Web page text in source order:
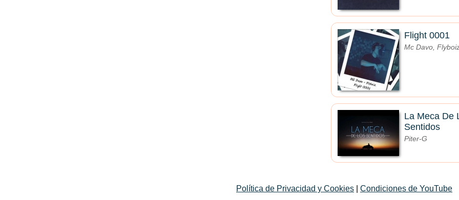
Flight 0001
Mc Davo,
La Meca De
Sentidos
Piter-G
Política de Privacidad y Cookies Condiciones de YouTube